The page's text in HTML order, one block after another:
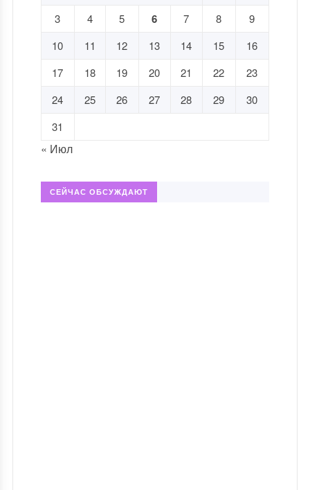
3
4 5 6 7 8
9
10
11 12 13 14 15
16
17
18 19 20 21 22
23
24
25 26 27 28 29
30
31
« Июл
СЕЙЧАС ОБСУЖДАЮТ